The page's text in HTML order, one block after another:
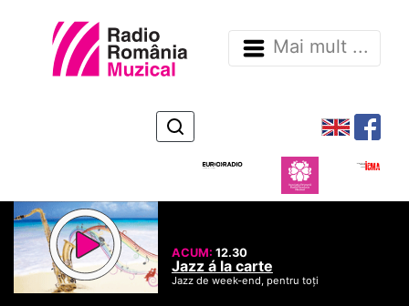
Mai mult ...
ACUM: 12.30
Jazz á la carte
Jazz de week-end, pentru toți